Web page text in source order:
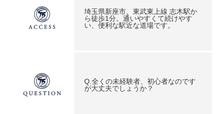
埼玉県新座市、東武東上線 志木駅か
ら徒歩1分。通いやすくて続けやす
い、便利な駅近な道場です。
Q.全くの未経験者、初心者なのです
が大丈夫でしょうか？